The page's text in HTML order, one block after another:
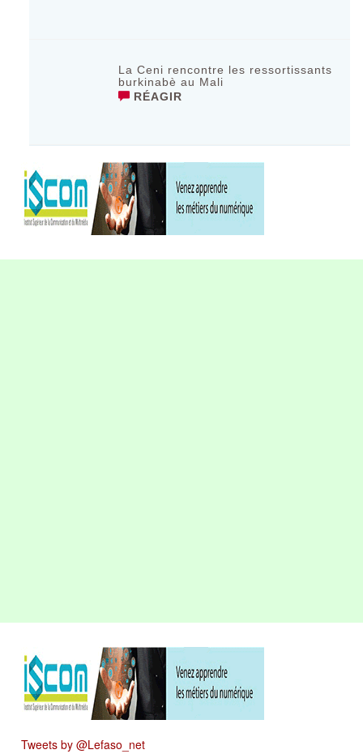
La Ceni rencontre les ressortissants
burkinabè au Mali
RÉAGIR
Tweets by @Lefaso_net